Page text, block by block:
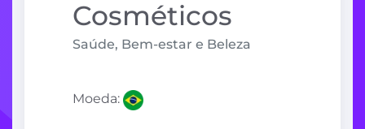
Cosméticos
Saúde, Bem-estar e Beleza
Moeda: